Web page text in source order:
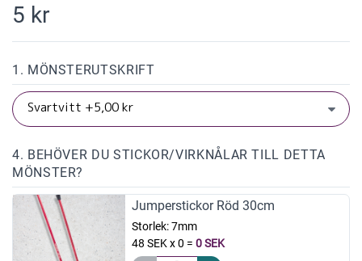
5 kr
1. MÖNSTERUTSKRIFT
4. BEHÖVER DU STICKOR/VIRKNÅLAR TILL DETTA
MÖNSTER?
Jumperstickor Röd 30cm
Storlek:7mm
48 SEK x 0 = 0 SEK